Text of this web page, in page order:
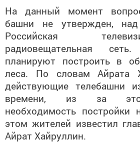
На данный момент
башни не утвержден,
Российская
радиовещательная
планируют построить в
леса. По словам Айрата
действующие телебашни
времени, из за
необходимость
этом жителей известил
Айрат Хайруллин.